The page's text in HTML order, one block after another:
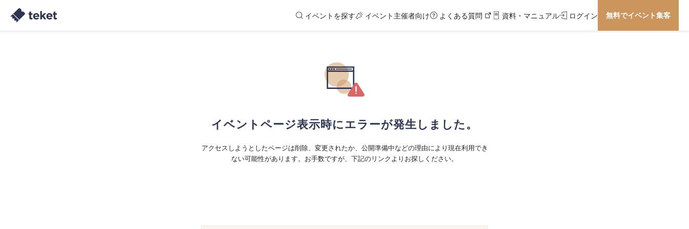
イベントを探す イベント主催者向け よくある質問 資料・マニュアル ログイン 無料でイベント集客
イベントページ表示時にエラーが発生しました。
アクセスしようとしたページは削除、変更されたか、公開準備中などの理由により現在利用でき
ない可能性があります。お手数ですが、下記のリンクよりお探しください。